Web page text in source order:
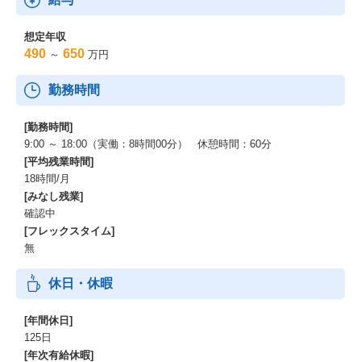
想定年収
490 ～ 650 万円
勤務時間
[勤務時間]
9:00 ～ 18:00（実働：8時間00分） 休憩時間：60分
[平均残業時間]
18時間/月
[みなし残業]
確認中
[フレックスタイム]
無
休日・休暇
[年間休日]
125日
[年次有給休暇]